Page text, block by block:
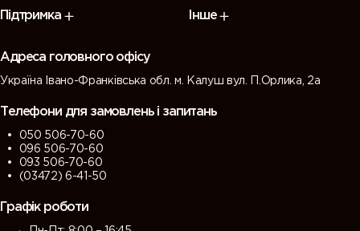
Підтримка Інше
Адреса головного офісу
Україна Івано-Франківська обл. м. Калуш вул. П.Орлика, 2а
Телефони для замовлень і запитань
050 506-70-60
096 506-70-60
093 506-70-60
(03472) 6-41-50
Графік роботи